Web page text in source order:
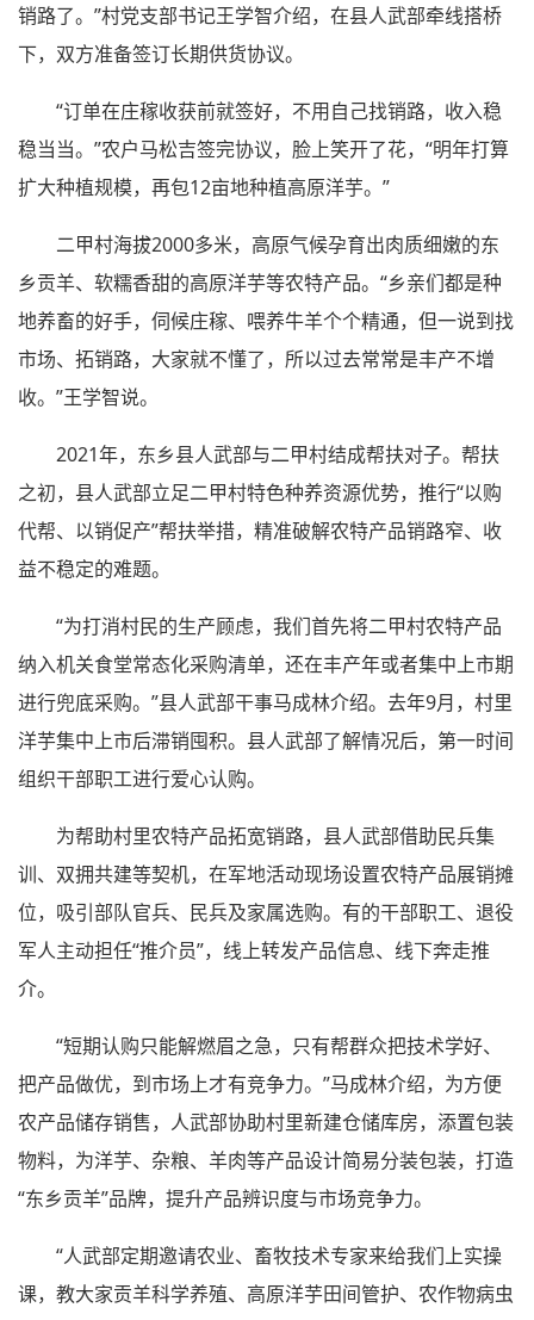
销路了。”村党支部书记王学智介绍，在县人武部牵线搭桥
下，双方准备签订长期供货协议。
“订单在庄稼收获前就签好，不用自己找销路，收入稳
稳当当。”农户马松吉签完协议，脸上笑开了花，“明年打算
扩大种植规模，再包12亩地种植高原洋芋。”
二甲村海拔2000多米，高原气候孕育出肉质细嫩的东
乡贡羊、软糯香甜的高原洋芋等农特产品。“乡亲们都是种
地养畜的好手，伺候庄稼、喂养牛羊个个精通，但一说到找
市场、拓销路，大家就不懂了，所以过去常常是丰产不增
收。”王学智说。
2021年，东乡县人武部与二甲村结成帮扶对子。帮扶
之初，县人武部立足二甲村特色种养资源优势，推行“以购
代帮、以销促产”帮扶举措，精准破解农特产品销路窄、收
益不稳定的难题。
“为打消村民的生产顾虑，我们首先将二甲村农特产品
纳入机关食堂常态化采购清单，还在丰产年或者集中上市期
进行兜底采购。”县人武部干事马成林介绍。去年9月，村里
洋芋集中上市后滞销囤积。县人武部了解情况后，第一时间
组织干部职工进行爱心认购。
为帮助村里农特产品拓宽销路，县人武部借助民兵集
训、双拥共建等契机，在军地活动现场设置农特产品展销摊
位，吸引部队官兵、民兵及家属选购。有的干部职工、退役
军人主动担任“推介员”，线上转发产品信息、线下奔走推
介。
“短期认购只能解燃眉之急，只有帮群众把技术学好、
把产品做优，到市场上才有竞争力。”马成林介绍，为方便
农产品储存销售，人武部协助村里新建仓储库房，添置包装
物料，为洋芋、杂粮、羊肉等产品设计简易分装包装，打造
“东乡贡羊”品牌，提升产品辨识度与市场竞争力。
“人武部定期邀请农业、畜牧技术专家来给我们上实操
课，教大家贡羊科学养殖、高原洋芋田间管护、农作物病虫